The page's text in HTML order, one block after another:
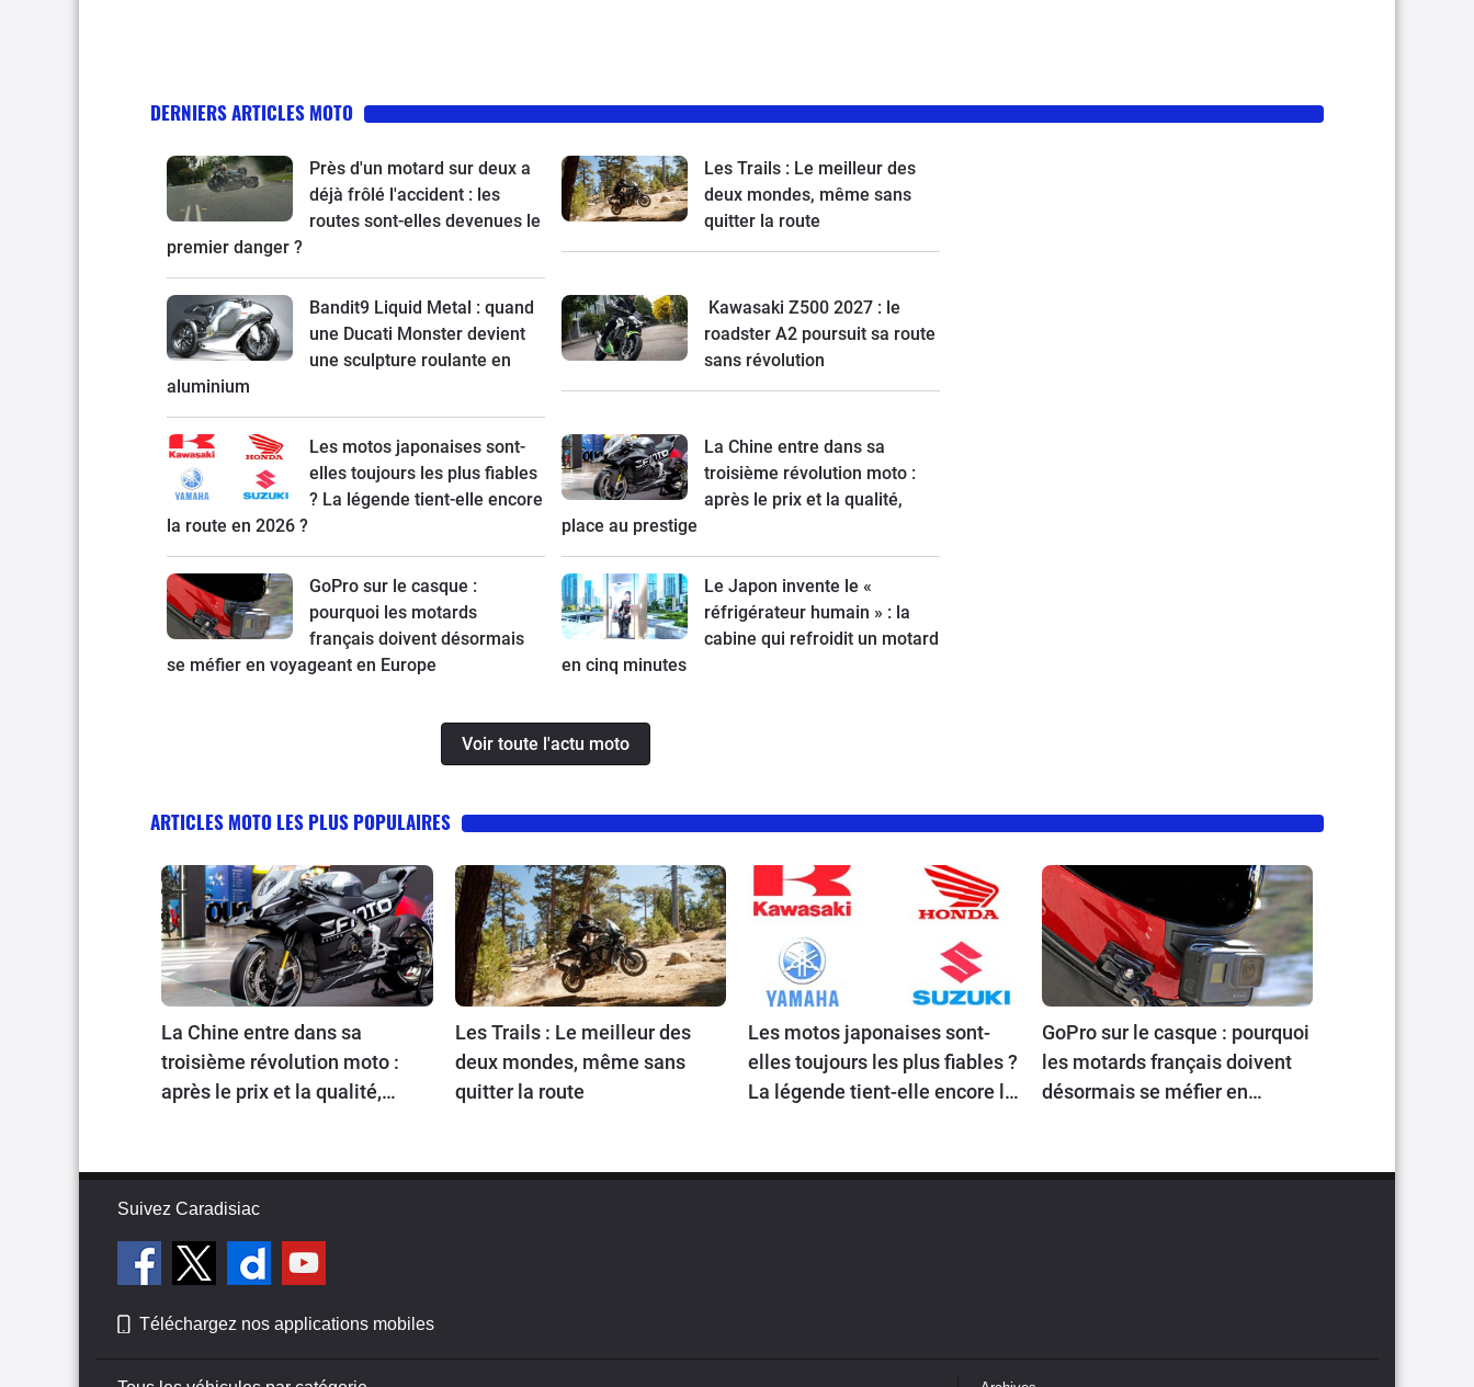
DERNIERS ARTICLES MOTO
Près d'un motard sur deux a
déjà frôlé l'accident : les
routes sont-elles devenues le
premier danger ?
Les Trails : Le meilleur des
deux mondes, même sans
quitter la route
Bandit9 Liquid Metal : quand
une Ducati Monster devient
une sculpture roulante en
aluminium
Kawasaki Z500 2027 : le
roadster A2 poursuit sa route
sans révolution
Les motos japonaises sont-
elles toujours les plus fiables
? La légende tient-elle encore
la route en 2026 ?
La Chine entre dans sa
troisième révolution moto :
après le prix et la qualité,
place au prestige
GoPro sur le casque :
pourquoi les motards
français doivent désormais
se méfier en voyageant en Europe
Le Japon invente le «
réfrigérateur humain » : la
cabine qui refroidit un motard
en cinq minutes
Voir toute l'actu moto
ARTICLES MOTO LES PLUS POPULAIRES
La Chine entre dans sa
troisième révolution moto :
après le prix et la qualité,
Les Trails : Le meilleur des
deux mondes, même sans
quitter la route
Les motos japonaises sont-
elles toujours les plus fiables ?
La légende tient-elle encore la
GoPro sur le casque : pourquoi
les motards français doivent
désormais se méfier en
Suivez Caradisiac
Téléchargez nos applications mobiles